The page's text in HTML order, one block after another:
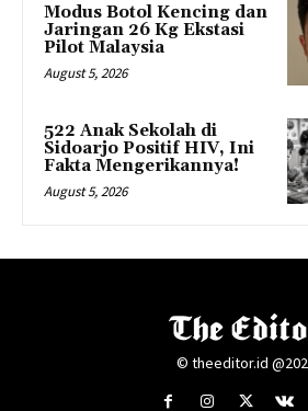
Modus Botol Kencing dan
Jaringan 26 Kg Ekstasi
Pilot Malaysia
August 5, 2026
522 Anak Sekolah di
Sidoarjo Positif HIV, Ini
Fakta Mengerikannya!
August 5, 2026
© theeditor.id